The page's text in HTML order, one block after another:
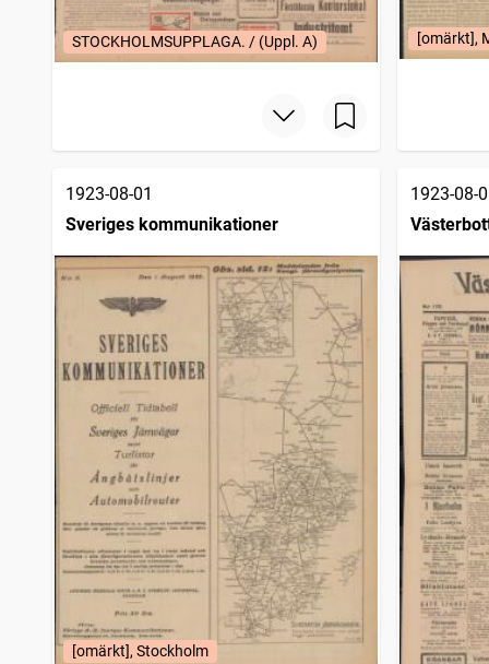
STOCKHOLMSUPPLAGA. / (Uppl. A) [omärkt],
1923-08-01
Sveriges kommunikationer
[omärkt], Stockholm
1923-08-